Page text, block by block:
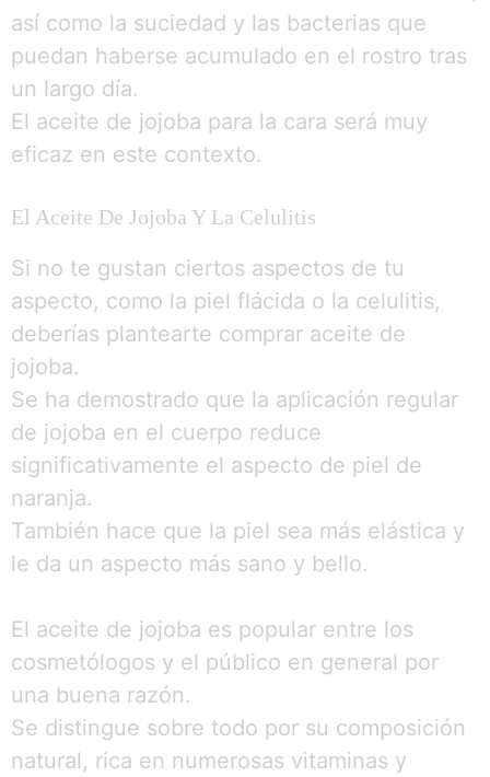
así como la suciedad y las bacterias que
puedan haberse acumulado en el rostro tras
un largo día.
El aceite de jojoba para la cara será muy
eficaz en este contexto.
El Aceite De Jojoba Y La Celulitis
Si no te gustan ciertos aspectos de tu
aspecto, como la piel flácida o la celulitis,
deberías plantearte comprar aceite de
jojoba.
Se ha demostrado que la aplicación regular
de jojoba en el cuerpo reduce
significativamente el aspecto de piel de
naranja.
También hace que la piel sea más elástica y
le da un aspecto más sano y bello.
El aceite de jojoba es popular entre los
cosmetólogos y el público en general por
una buena razón.
Se distingue sobre todo por su composición
natural, rica en numerosas vitaminas y